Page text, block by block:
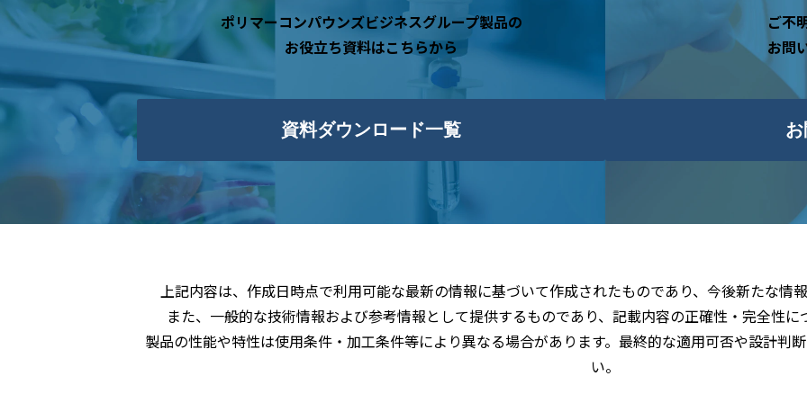
ポリマーコンパウンズビジネスグループ製品の
お役立ち資料はこちらから
資料ダウンロード一覧
ご不
お問
上記内容は、作成日時点で利用可能な最新の情報に基づいて作成されたものであり、今後新たな情
また、一般的な技術情報および参考情報として提供するものであり、記載内容の正確性・完全性
製品の性能や特性は使用条件・加工条件等により異なる場合があります。最終的な適用可否や設計判
い。